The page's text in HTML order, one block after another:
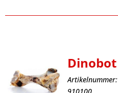
Dinobot
Artikelnummer: